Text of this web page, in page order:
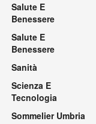
Salute E
Benessere
Salute E
Benessere
Sanità
Scienza E
Tecnologia
Sommelier Umbria